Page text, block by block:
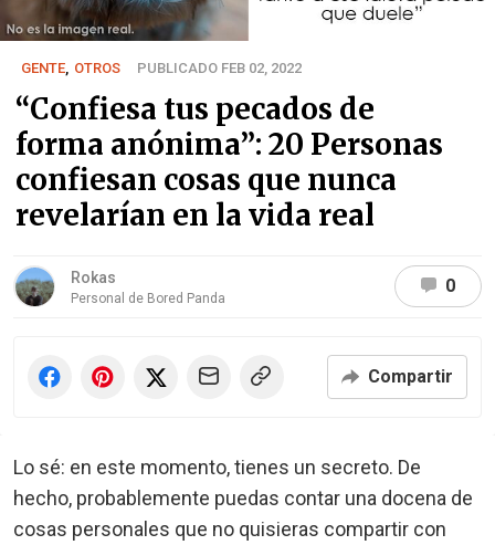
GENTE OTROS PUBLICADO FEB 02, 2022
“Confiesa tus pecados de
forma anónima”: 20 Personas
confiesan cosas que nunca
revelarían en la vida real
Rokas
Personal de Bored Panda
0
Compartir
Lo sé: en este momento, tienes un secreto. De
hecho, probablemente puedas contar una docena de
cosas personales que no quisieras compartir con